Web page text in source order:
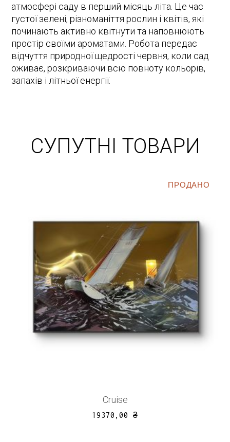
атмосфері саду в перший місяць літа. Це час
густої зелені, різноманіття рослин і квітів, які
починають активно квітнути та наповнюють
простір своїми ароматами. Робота передає
відчуття природної щедрості червня, коли сад
оживає, розкриваючи всю повноту кольорів,
запахів і літньої енергії.
СУПУТНІ ТОВАРИ
ПРОДАНО
Cruise
19370,00 ₴